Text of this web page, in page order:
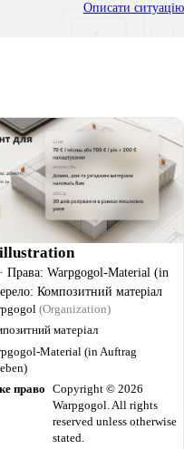
Описати ситуацію
Права: Warpgogol-Material (in
Композитний матеріал
(Organization)
матеріал
Material (in Auftrag
право
Copyright © 2026
Warpgogol. All rights
reserved unless otherwise
stated.